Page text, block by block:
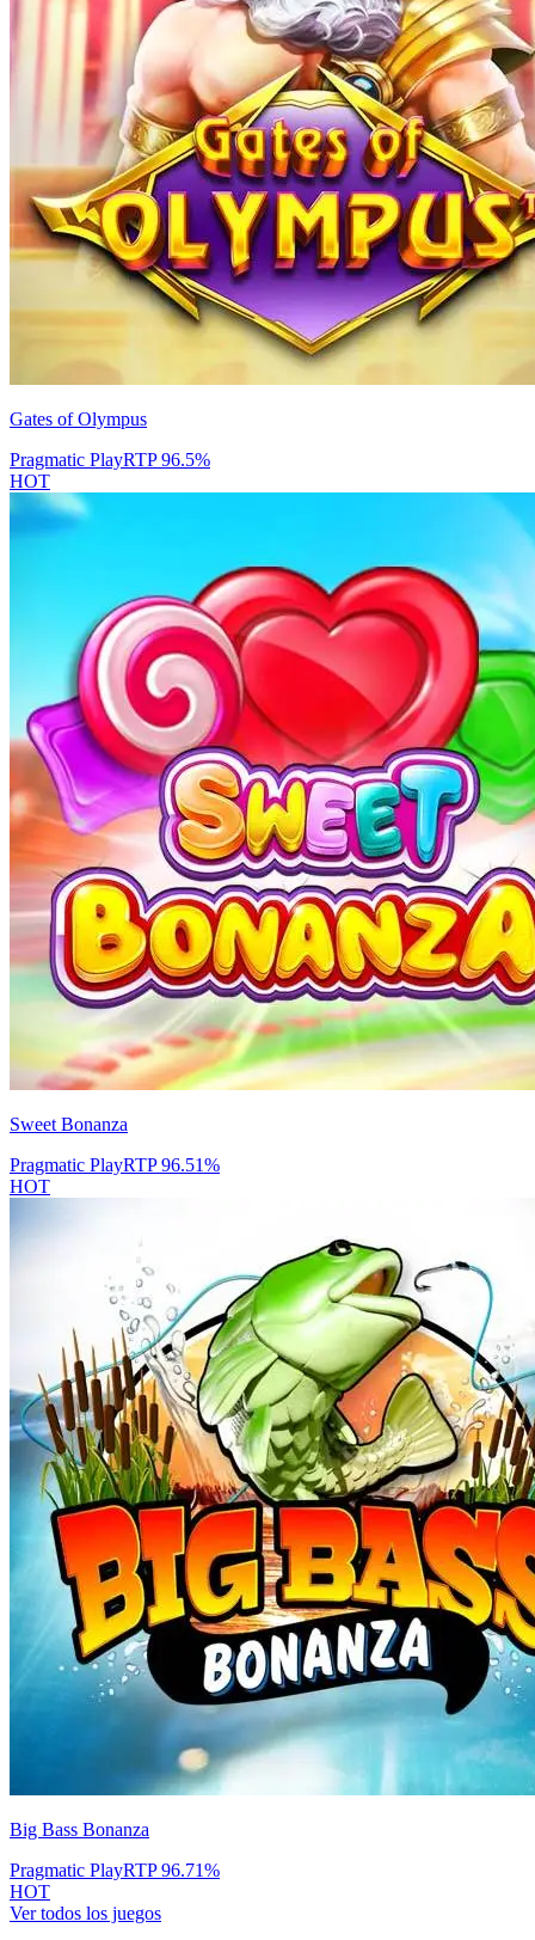
Gates of Olympus
Pragmatic PlayRTP96.5%
HOT
Sweet Bonanza
Pragmatic PlayRTP96.51%
HOT
Big Bass Bonanza
Pragmatic PlayRTP96.71%
HOT
Ver todos los juegos